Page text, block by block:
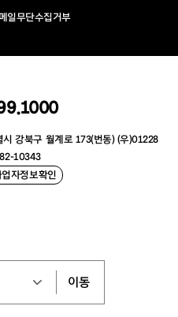
일무단수집거부
강북구 월계로 173(번동) (우)01228
10343
업자정보확인
이동